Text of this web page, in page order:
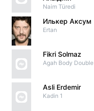
Naim Türedi
Илькер Аксум
Ertan
Fikri Solmaz
Agah Body Double
Asli Erdemir
Kadin 1